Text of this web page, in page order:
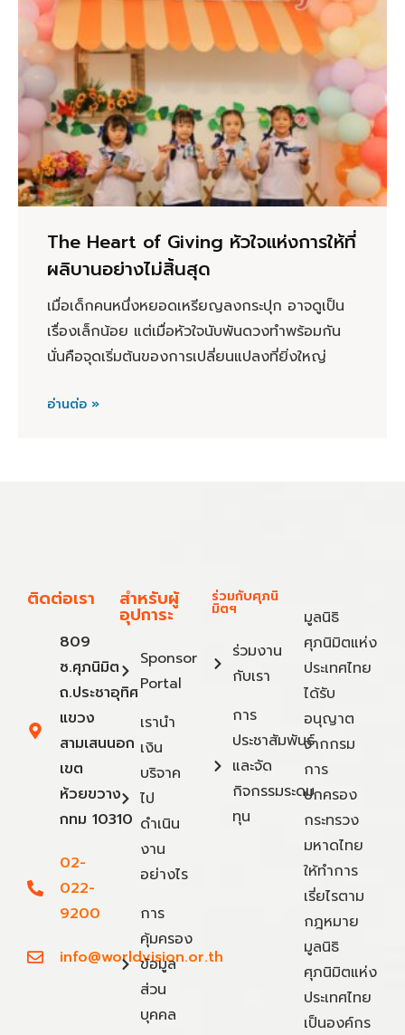
The Heart of Giving หัวใจแห่งการให้ที่
ผลิบานอย่างไม่สิ้นสุด
เมื่อเด็กคนหนึ่งหยอดเหรียญลงกระปุก อาจดูเป็น
เรื่องเล็กน้อย แต่เมื่อหัวใจนับพันดวงทำพร้อมกัน
นั่นคือจุดเริ่มต้นของการเปลี่ยนแปลงที่ยิ่งใหญ่
อ่านต่อ »
ติดต่อเรา
809
ซ.ศุภนิมิต
ถ.ประชาอุทิศ
แขวง
สามเสนนอก
เขต
ห้วยขวาง
กทม 10310
02-
022-
9200
info@worldvision.or.th
สำหรับผู้
อุปการะ
Sponsor
Portal
เรานำ
เงิน
บริจาค
ไป
ดำเนิน
งาน
อย่างไร
การ
คุ้มครอง
ข้อมูล
ส่วน
บุคคล
ร่วมกับศุภนิ
มิตฯ
ร่วมงาน
กับเรา
การ
ประชาสัมพันธ์
และจัด
กิจกรรมระดม
ทุน
มูลนิธิ
ศุภนิมิตแห่ง
ประเทศไทย
ได้รับ
อนุญาต
จากกรม
การ
ปกครอง
กระทรวง
มหาดไทย
ให้ทำการ
เรี่ยไรตาม
กฎหมาย
มูลนิธิ
ศุภนิมิตแห่ง
ประเทศไทย
เป็นองค์กร